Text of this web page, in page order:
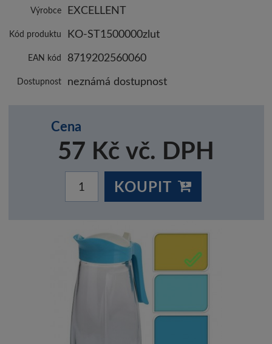
Výrobce EXCELLENT
Kód produktu KO-ST1500000zlut
EAN kód 8719202560060
Dostupnost neznámá dostupnost
Cena
57 Kč vč. DPH
KOUPIT